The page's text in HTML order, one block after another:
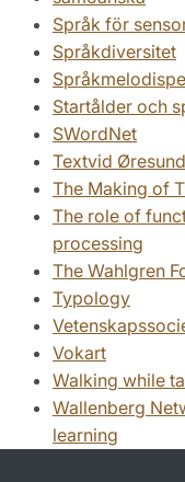
Språk för
Språkdiversitet
Startålder och
SWordNet
Textvid Øresund
The Making of
The role of
processing
The Wahlgren
Typology
Vokart
Walking while
Wallenberg
learning